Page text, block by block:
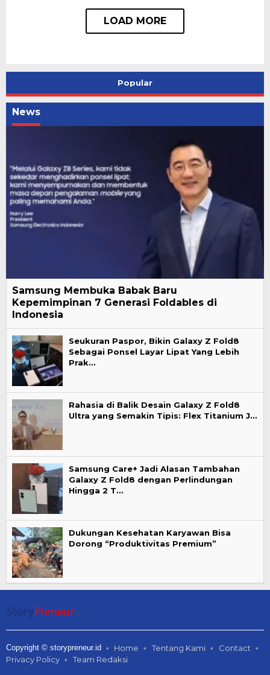
Popular
News
Samsung Membuka Babak Baru
Kepemimpinan 7 Generasi Foldables di
Indonesia
Seukuran Paspor, Bikin Galaxy Z Fold8
Sebagai Ponsel Layar Lipat Yang Lebih
Prak…
Rahasia di Balik Desain Galaxy Z Fold8
Ultra yang Semakin Tipis: Flex Titanium J…
Samsung Care+ Jadi Alasan Tambahan
Galaxy Z Fold8 dengan Perlindungan
Hingga 2 T…
Dukungan Kesehatan Karyawan Bisa
Dorong “Produktivitas Premium”
Copyright © storypreneur.id Home Tentang Kami
Contact
Privacy Policy
Team Redaksi